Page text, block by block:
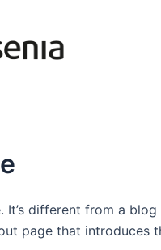
It’s different from a
page that introduces